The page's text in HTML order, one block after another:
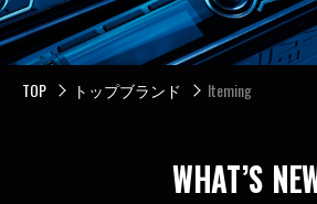
TOP トップブランド Iteming
WHAT’S